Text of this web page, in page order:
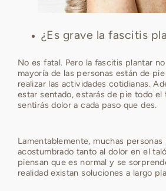
¿Es grave la fascitis
No es fatal. Pero la fascitis plantar
mayoría de las personas están de
realizar las actividades cotidianas.
estar sentado, estarás de pie todo
sentirás dolor a cada paso que des.
Lamentablemente, muchas personas
acostumbrado tanto al dolor en el
piensan que es normal y se
realidad existan soluciones a largo